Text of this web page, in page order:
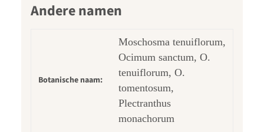
Andere namen
Botanische naam:
Moschosma tenuiflorum,
Ocimum sanctum, O.
tenuiflorum, O.
tomentosum,
Plectranthus
monachorum